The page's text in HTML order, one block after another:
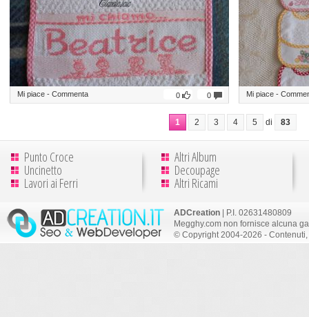
Mi piace - Commenta 0
0 Mi piace -
1 2 3 4 5 di 83
Punto Croce
Uncinetto
Lavori ai Ferri
Altri Album
Decoupage
Altri Ricami
ADCreation | P.I. 02631480809
Megghy.com non fornisce alcuna
© Copyright 2004-2026 -